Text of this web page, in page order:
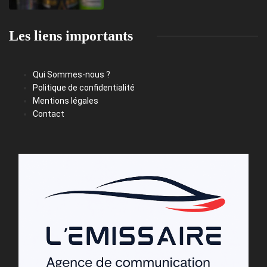
Les liens importants
Qui Sommes-nous ?
Politique de confidentialité
Mentions légales
Contact